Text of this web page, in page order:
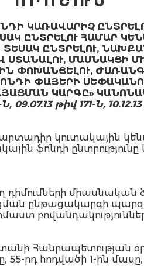
ԿԱՌԱՎԱՐԻՉ
ԸՆՏՐԵԼՈՒ ՀԱՄԱՐ
ԸՆՏՐԵԼՈՒ,
ՄԱՍՆԱԿՑԻ
ՓՈԽԱՆՑԵԼՈՒ,
ՓԱՅԵՐԻ
ԿԱՐԳԸ»
09.07.13 թիվ 171-Ն,
կուտակային
ֆոնդի
դիմումների
ընթացակարգի
Հանրապետության
րդ հոդվածի 1-ին